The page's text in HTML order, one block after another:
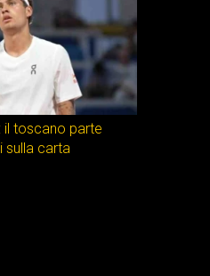
il toscano parte
sulla carta